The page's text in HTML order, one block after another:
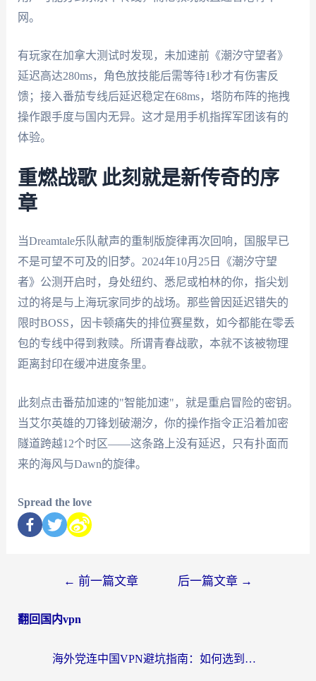
网。
有玩家在加拿大测试时发现，未加速前《潮汐守望者》
延迟高达280ms，角色放技能后需等待1秒才有伤害反
馈；接入番茄专线后延迟稳定在68ms，塔防布阵的拖拽
操作跟手度与国内无异。这才是用手机指挥军团该有的
体验。
重燃战歌 此刻就是新传奇的序
章
当Dreamtale乐队献声的重制版旋律再次回响，国服早已
不是可望不可及的旧梦。2024年10月25日《潮汐守望
者》公测开启时，身处纽约、悉尼或柏林的你，指尖划
过的将是与上海玩家同步的战场。那些曾因延迟错失的
限时BOSS，因卡顿痛失的排位赛星数，如今都能在零丢
包的专线中得到救赎。所谓青春战歌，本就不该被物理
距离封印在缓冲进度条里。
此刻点击番茄加速的"智能加速"，就是重启冒险的密钥。
当艾尔英雄的刀锋划破潮汐，你的操作指令正沿着加密
隧道跨越12个时区——这条路上没有延迟，只有扑面而
来的海风与Dawn的旋律。
Spread the love
← 前一篇文章 后一篇文章 →
翻回国内vpn
海外党连中国VPN避坑指南：如何选到真正能无缝刷国内资源的加速器？